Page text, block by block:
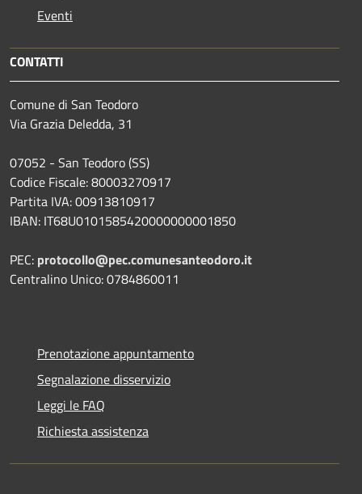
Eventi
CONTATTI
Comune di San Teodoro
Via Grazia Deledda, 31
07052 - San Teodoro (SS)
Codice Fiscale: 80003270917
Partita IVA: 00913810917
IBAN: IT68U0101585420000000001850
PEC: protocollo@pec.comunesanteodoro.it
Centralino Unico: 0784860011
Prenotazione appuntamento
Segnalazione disservizio
Leggi le FAQ
Richiesta assistenza